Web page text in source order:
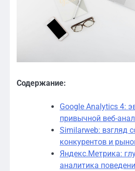
Содержание:
Google Analytics 4:
привычной веб-
Similarweb: взгляд
конкурентов и
Яндекс.Метрика:
аналитика